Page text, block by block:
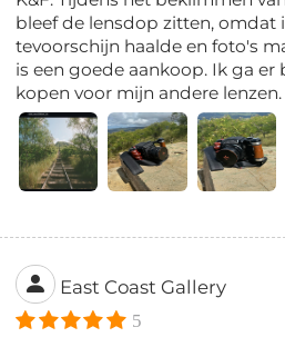
bleef de lensdop zitten, omdat
tevoorschijn haalde en foto's
is een goede aankoop. Ik ga
kopen voor mijn andere lenzen.
East Coast Gallery
5